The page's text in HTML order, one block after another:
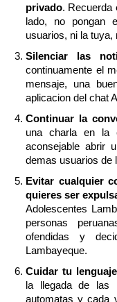
privado. Recuerda
lado, no pongan
usuarios, ni la tuya,
Silenciar las
continuamente el
mensaje, una
aplicacion del chat
Continuar la
una charla en la
aconsejable abrir
demas usuarios de
Evitar cualquier
quieres ser
Adolescentes
personas
ofendidas y
Lambayeque.
Cuidar tu
la llegada de las
automatas y cada